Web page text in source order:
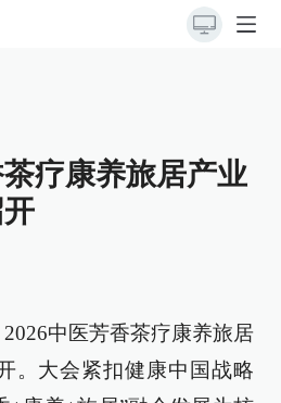
疗康养旅居产业
中医芳香茶疗康养旅居
。大会紧扣健康中国战略